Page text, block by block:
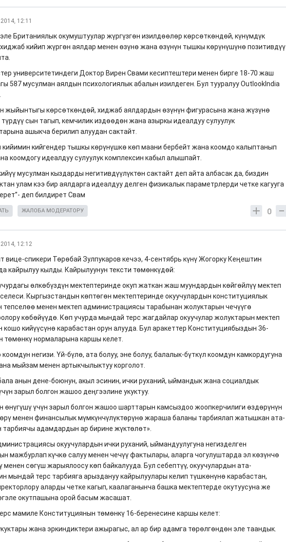
12:11
Британиялык окумуштуулар жүргүзгөн изилдөөлөр көрсөткөндөй, күнүмдүк
кийип жүргөн аялдар менен өзүнө жана өзүнүн тышкы көрүнүшүнө позитивдүү
университетиндеги Доктор Вирен Свами кесиптештери менен бирге 18-70 жаш
587 мусулман аялдын психологиялык абалын изилдеген. Бул тууралуу OutlookIndia
жыйынтыгы көрсөткөндөй, хиджаб аялдардын өзүнүн фигурасына жана жүзүнө
түрдүү сын тагып, кемчилик издөөдөн жана азыркы идеалдуу сулуулук
ашыкча берилип алуудан сактайт.
кийимин кийгендер тышкы көрүнүшкө көп маани бербейт жана коомдо калыптанып
коомдогу идеалдуу сулуулук комплексин кабыл алышпайт.
мусулман кыздарды негитивдүүлүктөн сактайт деп айта албасак да, биздин
улам кээ бир аялдарга идеалдуу делген физикалык параметрлерди четке кагууга
деп билдирет Свам
0
ЖАЛОБА МОДЕРАТОРУ
12:12
вице-спикери Төрөбай Зулпукаров кечээ, 4-сентябрь күнү Жогорку Кеңештин
кайрылуу кылды. Кайрылуунун тексти төмөнкүдөй:
өлкөбүздүн мектептеринде окуп жаткан жаш муундардын көйгөйлүү мектеп
Кыргызстандын көптөгөн мектептеринде окуучулардын конституциялык
тепселөө менен мектеп администрациясы тарабынан жолуктарын чечүүгө
көбөйүүдө. Көп учурда мындай терс жагдайлар окуучулар жолуктарын мектеп
кийүүсүнө карабастан орун алууда. Бул аракеттер Конституциябыздын 36-
төмөнкү нормаларына каршы келет.
коомдун негизи. Үй-бүлө, ата болуу, эне болуу, балалык-бүткүл коомдун камкордугуна
мыйзам менен артыкчылыктуу корголот.
анын дене-боюнун, акыл эсинин, ички руханий, ыймандык жана социалдык
зарыл болгон жашоо деңгээлине укуктуу.
өнүгүшү үчүн зарыл болгон жашоо шарттарын камсыздоо жоопкерчилиги өздөрүнүн
менен финансылык мүмкүнчүлүктөрүнө жараша баланы тарбиялап жатышкан ата-
тарбиячы адамдардын ар бирине жүктөлөт».
окуучулардын ички руханий, ыймандуулугуна негизделген
мажбурлап күчкө салуу менен чечүү фактылары, аларга чогулуштарда эл көзүнчө
менен сөгүш жарыялоосу көп байкалууда. Бул себептүү, окуучулардын ата-
мындай терс тарбияга арыздануу кайрылуулары келип түшкөнүнө карабастан,
аларды четке кагып, каалаганынча башка мектептерде окутуусуна же
окутпашына орой басым жасашат.
мамиле Конституциянын төмөнкү 16-беренесине каршы келет:
жана эркиндиктери ажырагыс, ал ар бир адамга төрөлгөндөн эле таандык.